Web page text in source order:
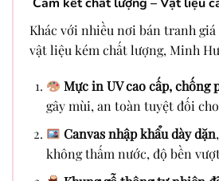
Khác với nhiều nơi bán tranh giá
vật liệu kém chất lượng, Minh
Mực in UV cao cấp, chống
gây mùi, an toàn tuyệt đối
Canvas nhập khẩu dày dặn
không thấm nước, độ bền